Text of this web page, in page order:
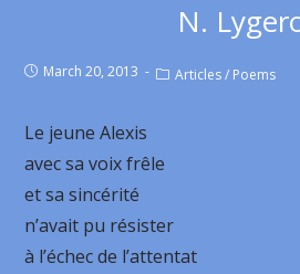
N.
March 20, 2013 Articles / Poems
Le jeune Alexis
avec sa voix frêle
et sa sincérité
n’avait pu résister
à l’échec de l’attentat